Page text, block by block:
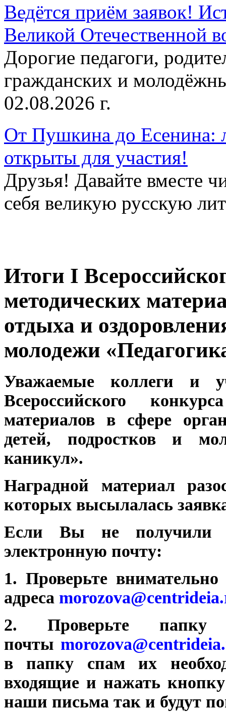
Ведётся приём заявок!
Великой Отечественной
Дорогие педагоги,
гражданских и
02.08.2026 г.
От Пушкина до Есенина:
открыты для участия!
Друзья! Давайте вместе
себя великую русскую
Итоги I
методических
отдыха и
молодежи
Уважаемые коллеги и
Всероссийского
материалов в сфере
детей, подростков и
каникул».
Наградной материал
которых высылалась
Если Вы не получили
электронную почту:
1. Проверьте
адреса
2. Проверьте
почты
в папку спам их
входящие и нажать
наши письма так и будут